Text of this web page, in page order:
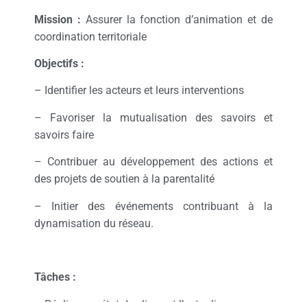
Mission : Assurer la fonction d’animation et de
coordination territoriale
Objectifs :
– Identifier les acteurs et leurs interventions
– Favoriser la mutualisation des savoirs et
savoirs faire
– Contribuer au développement des actions et
des projets de soutien à la parentalité
– Initier des événements contribuant à la
dynamisation du réseau.
Tâches :